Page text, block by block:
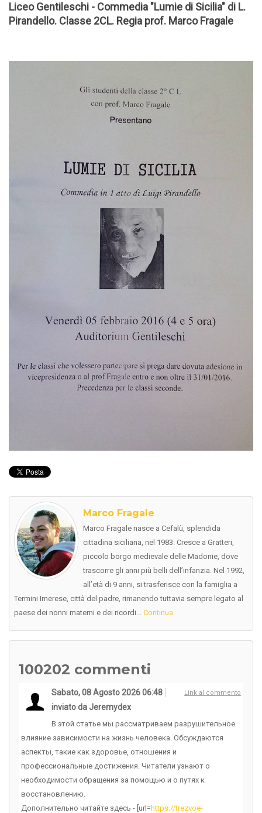
Liceo Gentileschi - Commedia "Lumie di Sicilia" di L.
Pirandello. Classe 2CL. Regia prof. Marco Fragale
Marco Fragale
Marco Fragale nasce a Cefalù, splendida
cittadina siciliana, nel 1983. Cresce a Gratteri,
piccolo borgo medievale delle Madonie, dove
trascorre gli anni più belli dell’infanzia. Nel 1992,
all’età di 9 anni, si trasferisce con la famiglia a
Termini Imerese, città del padre, rimanendo tuttavia sempre legato al
paese dei nonni materni e dei ricordi... Continua
100202 commenti
Link al commento
Sabato, 08 Agosto 2026 06:48
inviato da Jeremydex
В этой статье мы рассматриваем разрушительное
влияние зависимости на жизнь человека. Обсуждаются
аспекты, такие как здоровье, отношения и
профессиональные достижения. Читатели узнают о
необходимости обращения за помощью и о путях к
восстановлению.
Дополнительно читайте здесь - [url=https://trezvoe-